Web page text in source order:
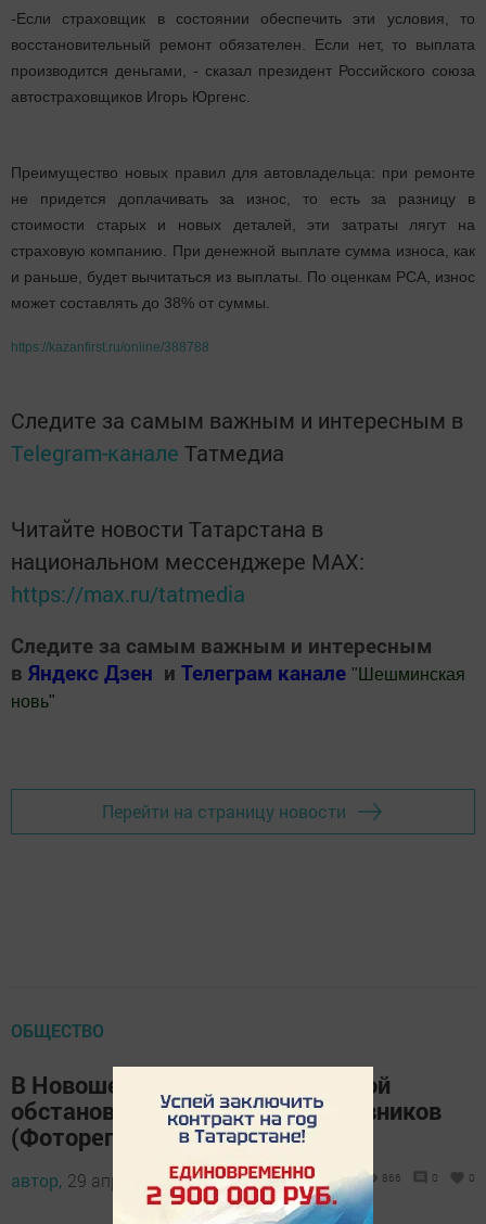
-Если страховщик в состоянии обеспечить эти условия, то
восстановительный ремонт обязателен. Если нет, то выплата
производится деньгами, - сказал президент Российского союза
автостраховщиков Игорь Юргенс.
Преимущество новых правил для автовладельца: при ремонте
не придется доплачивать за износ, то есть за разницу в
стоимости старых и новых деталей, эти затраты лягут на
страховую компанию. При денежной выплате сумма износа, как
и раньше, будет вычитаться из выплаты. По оценкам РСА, износ
может составлять до 38% от суммы.
https://kazanfirst.ru/online/388788
Следите за самым важным и интересным в
Telegram-канале Татмедиа
Читайте новости Татарстана в
национальном мессенджере MАХ:
https://max.ru/tatmedia
Следите за самым важным и интересным
в Яндекс Дзен и Телеграм канале " Шешминская
новь"
Перейти на страницу новости
ОБЩЕСТВО
В Новошешминске в праздничной
обстановке прошел слет призывников
(Фоторепортаж)
автор, 29 апреля 2017 - 05:18 866 0 0